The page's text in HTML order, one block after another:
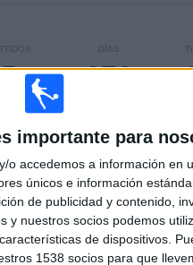
importante para
o accedemos a información en
únicos e información
de publicidad y contenido,
y nuestros socios podemos
de dispositivos.
1538 socios para que
DÍAS
273
5
PAGO
MÁXIMO
4
TOTAL
4